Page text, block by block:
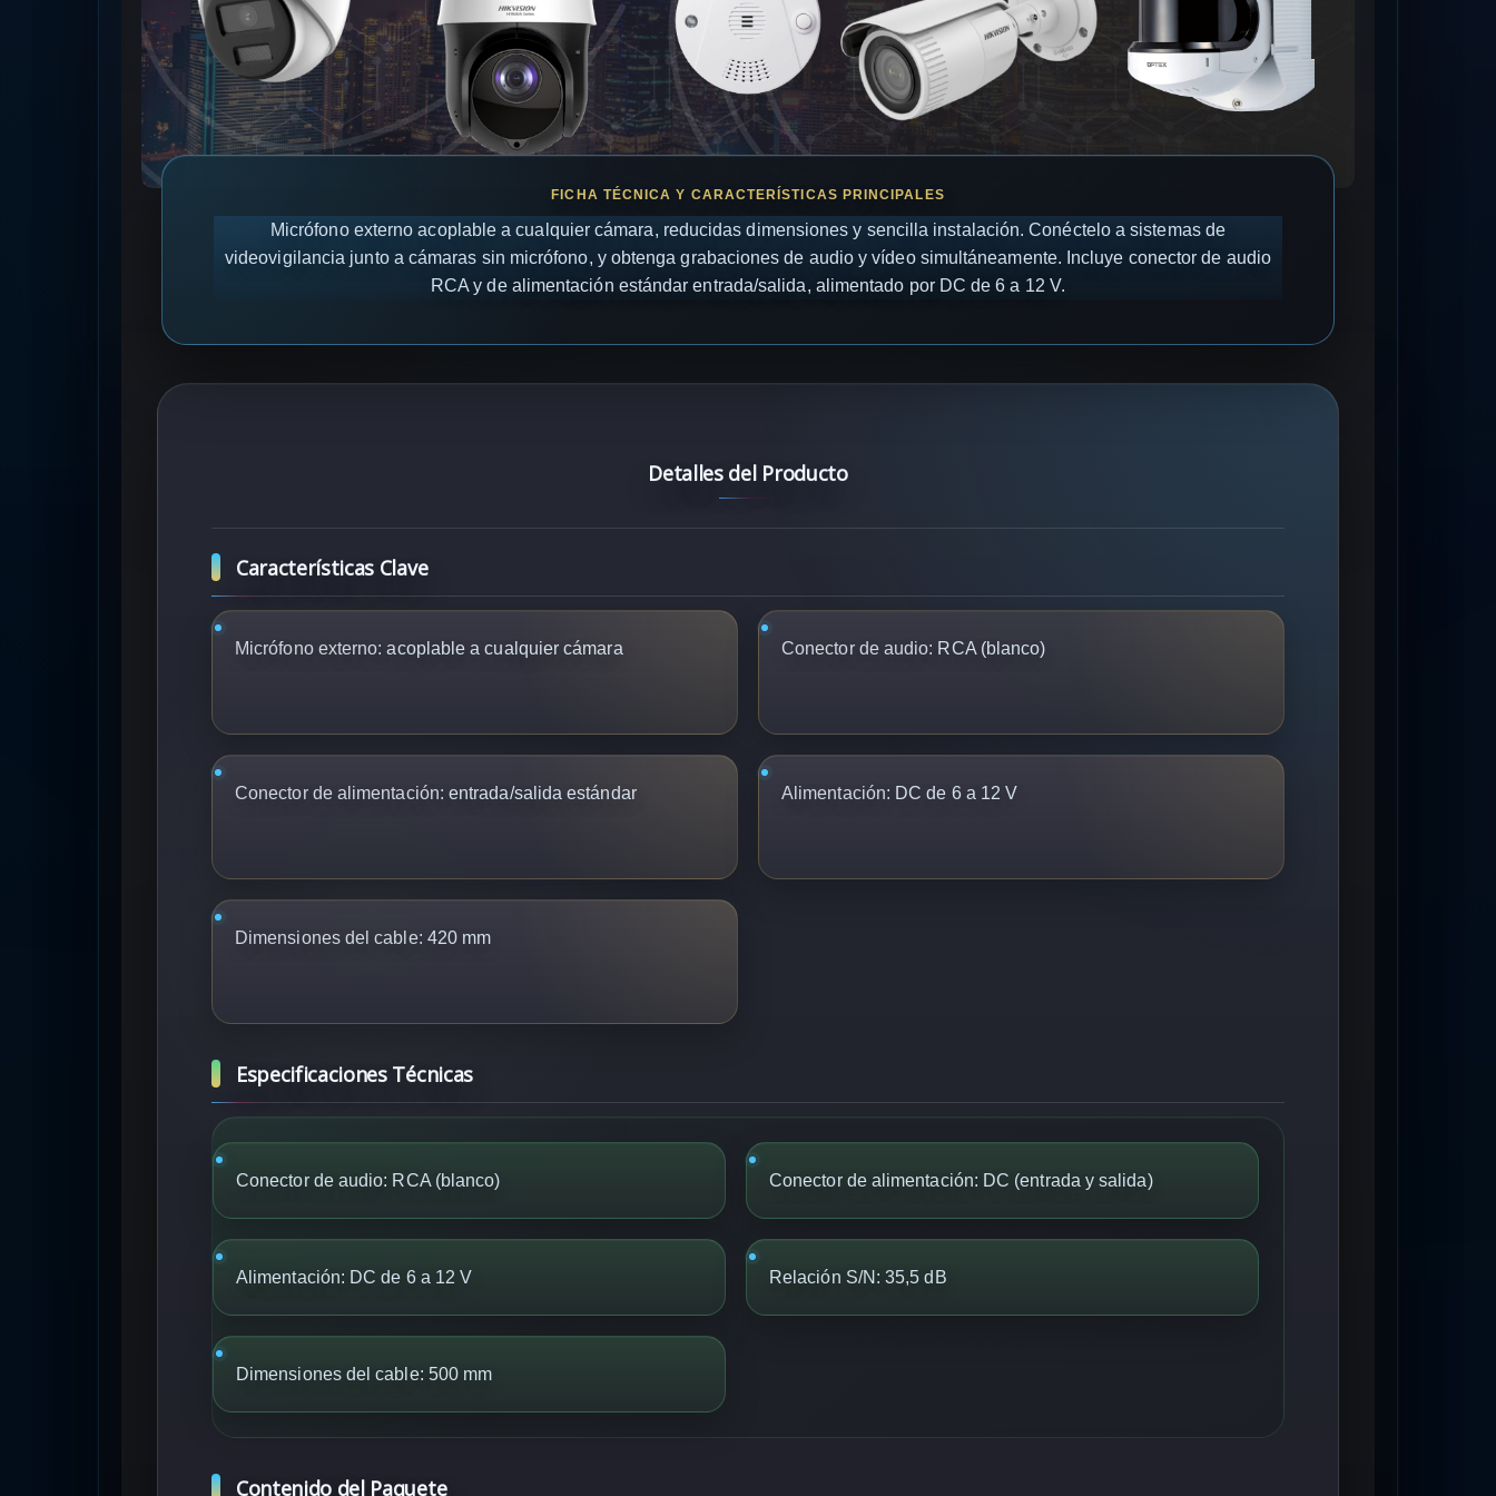
Micrófono externo acoplable a cualquier cámara, reducidas dimensiones y sencilla instalación. Conéctelo a sistemas de
videovigilancia junto a cámaras sin micrófono, y obtenga grabaciones de audio y vídeo simultáneamente. Incluye conector de audio
RCA y de alimentación estándar entrada/salida, alimentado por DC de 6 a 12 V.
Detalles del Producto
Características Clave
Micrófono externo: acoplable a cualquier cámara Conector de audio: RCA (blanco)
Conector de alimentación: entrada/salida estándar Alimentación: DC de 6 a 12 V
Dimensiones del cable: 420 mm
Especificaciones Técnicas
Conector de audio: RCA (blanco) Conector de alimentación: DC (entrada y salida)
Alimentación: DC de 6 a 12 V Relación S/N: 35,5 dB
Dimensiones del cable: 500 mm
Contenido del Paquete